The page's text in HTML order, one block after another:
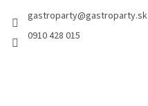
gastroparty@gastroparty.sk
0910 428 015